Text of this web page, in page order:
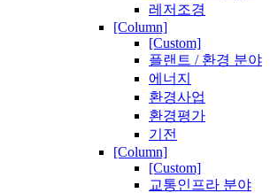
레저조경
[Column]
[Custom]
플랜트 / 환경 분야
에너지
환경사업
환경평가
기전
[Column]
[Custom]
교통인프라 분야